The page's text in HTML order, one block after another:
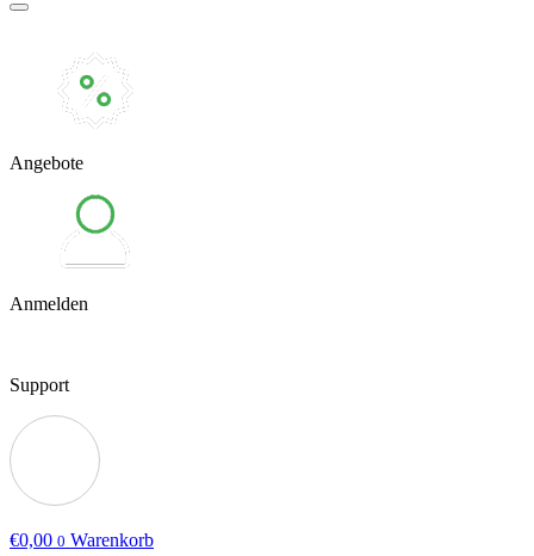
Angebote
Anmelden
Support
€0,00 0 Warenkorb